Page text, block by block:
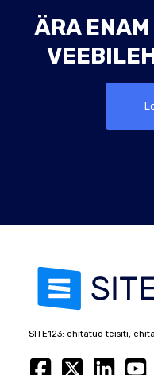
ÄRA ENAM
SITE123: ehitatud teisiti,